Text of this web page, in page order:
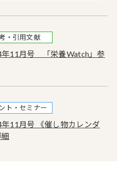
・引用文献
年11月号 「栄養Watch」参
ト・セミナー
年11月号 《催し物カレンダ